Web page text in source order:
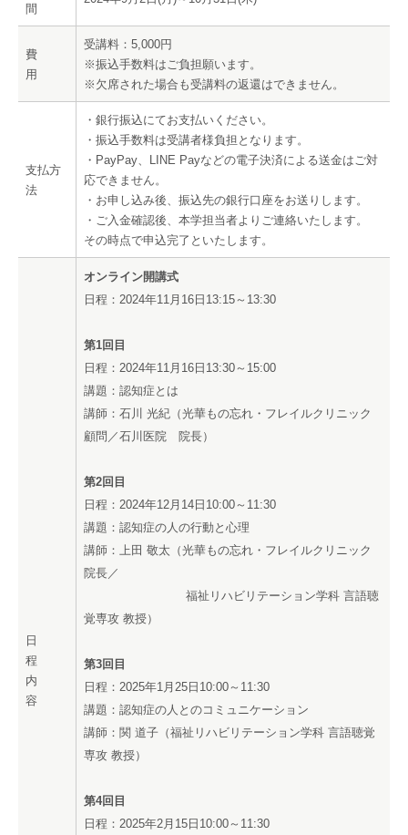
間
費
用
受講料：5,000円
※振込手数料はご負担願います。
※欠席された場合も受講料の返還はできません。
支払方
法
・銀行振込にてお支払いください。
・振込手数料は受講者様負担となります。
・PayPay、LINE Payなどの電子決済による送金はご対
応できません。
・お申し込み後、振込先の銀行口座をお送りします。
・ご入金確認後、本学担当者よりご連絡いたします。
その時点で申込完了といたします。
日
程
内
容
オンライン開講式
日程：2024年11月16日13:15～13:30
第1回目
日程：2024年11月16日13:30～15:00
講題：認知症とは
講師：石川 光紀（光華もの忘れ・フレイルクリニック
顧問／石川医院 院長）
第2回目
日程：2024年12月14日10:00～11:30
講題：認知症の人の行動と心理
講師：上田 敬太（光華もの忘れ・フレイルクリニック
院長／
福祉リハビリテーション学科 言語聴
覚専攻 教授）
第3回目
日程：2025年1月25日10:00～11:30
講題：認知症の人とのコミュニケーション
講師：関 道子（福祉リハビリテーション学科 言語聴覚
専攻 教授）
第4回目
日程：2025年2月15日10:00～11:30